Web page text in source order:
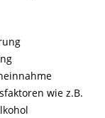
wie z.B.